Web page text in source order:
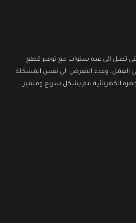
تصل الى عدة سنوات مع توفير قطع
العمل، وعدم التعرض الى نفس المشكلة
الكهربائية تتم بشكل سريع ومتميز.